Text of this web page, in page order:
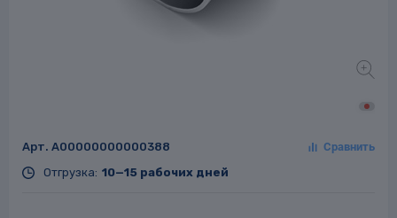
Арт. A00000000000388
Отгрузка: 10—15 рабочих дней